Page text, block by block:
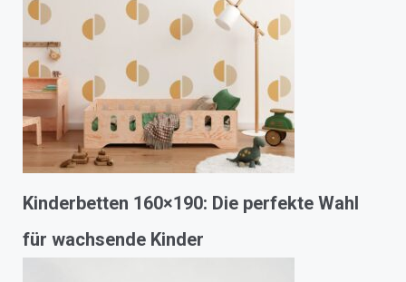
Kinderbetten 160×190: Die perfekte Wahl
für wachsende Kinder